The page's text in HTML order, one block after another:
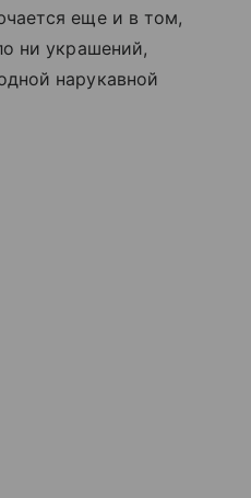
еще и в том,
ни украшений,
нарукавной